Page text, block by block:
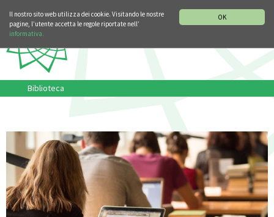
OK
Il nostro sito web utilizza dei cookie. Visitando le nostre
pagine, l’utente accetta le regole riportate nell’
informativa.
Biblioteca